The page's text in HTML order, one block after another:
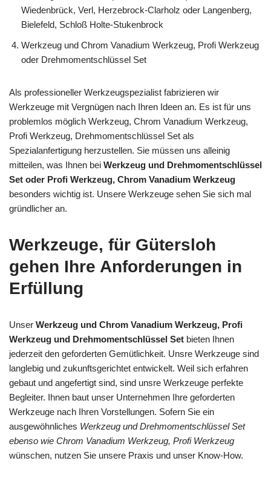
Wiedenbrück, Verl, Herzebrock-Clarholz oder Langenberg,
Bielefeld, Schloß Holte-Stukenbrock
Werkzeug und Chrom Vanadium Werkzeug, Profi Werkzeug
oder Drehmomentschlüssel Set
Als professioneller Werkzeugspezialist fabrizieren wir
Werkzeuge mit Vergnügen nach Ihren Ideen an. Es ist für uns
problemlos möglich Werkzeug, Chrom Vanadium Werkzeug,
Profi Werkzeug, Drehmomentschlüssel Set als
Spezialanfertigung herzustellen. Sie müssen uns alleinig
mitteilen, was Ihnen bei Werkzeug und Drehmomentschlüssel
Set oder Profi Werkzeug, Chrom Vanadium Werkzeug
besonders wichtig ist. Unsere Werkzeuge sehen Sie sich mal
gründlicher an.
Werkzeuge, für Gütersloh
gehen Ihre Anforderungen in
Erfüllung
Unser Werkzeug und Chrom Vanadium Werkzeug, Profi
Werkzeug und Drehmomentschlüssel Set bieten Ihnen
jederzeit den geforderten Gemütlichkeit. Unsre Werkzeuge sind
langlebig und zukunftsgerichtet entwickelt. Weil sich erfahren
gebaut und angefertigt sind, sind unsre Werkzeuge perfekte
Begleiter. Ihnen baut unser Unternehmen Ihre geforderten
Werkzeuge nach Ihren Vorstellungen. Sofern Sie ein
ausgewöhnliches Werkzeug und Drehmomentschlüssel Set
ebenso wie Chrom Vanadium Werkzeug, Profi Werkzeug
wünschen, nutzen Sie unsere Praxis und unser Know-How.